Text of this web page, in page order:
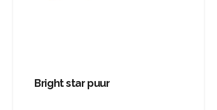
Bright star puur